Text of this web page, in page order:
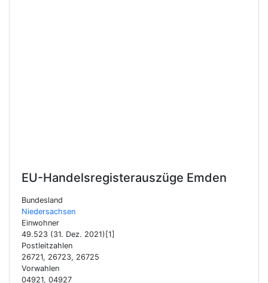
EU-Handelsregisterauszüge Emden
Bundesland
Niedersachsen
Einwohner
49.523 (31. Dez. 2021)[1]
Postleitzahlen
26721, 26723, 26725
Vorwahlen
04921, 04927